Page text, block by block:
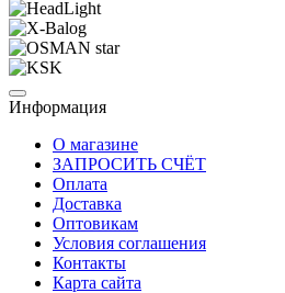
Информация
О магазине
ЗАПРОСИТЬ СЧЁТ
Оплата
Доставка
Оптовикам
Условия соглашения
Контакты
Карта сайта